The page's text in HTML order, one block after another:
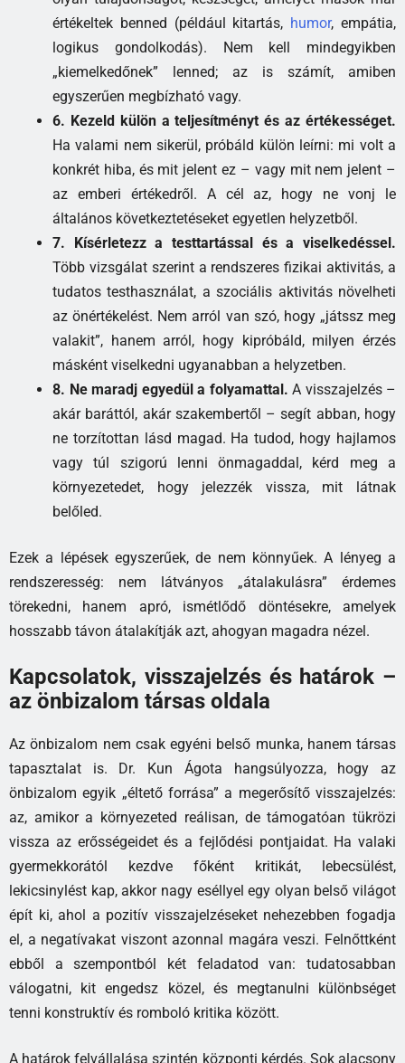
értékeltek benned (például kitartás, humor, empátia,
logikus gondolkodás). Nem kell mindegyikben
„kiemelkedőnek” lenned; az is számít, amiben
egyszerűen megbízható vagy.
6. Kezeld külön a teljesítményt és az értékességet.
Ha valami nem sikerül, próbáld külön leírni: mi volt a
konkrét hiba, és mit jelent ez – vagy mit nem jelent –
az emberi értékedről. A cél az, hogy ne vonj le
általános következtetéseket egyetlen helyzetből.
7. Kísérletezz a testtartással és a viselkedéssel.
Több vizsgálat szerint a rendszeres fizikai aktivitás, a
tudatos testhasználat, a szociális aktivitás növelheti
az önértékelést. Nem arról van szó, hogy „játssz meg
valakit”, hanem arról, hogy kipróbáld, milyen érzés
másként viselkedni ugyanabban a helyzetben.
8. Ne maradj egyedül a folyamattal. A visszajelzés –
akár baráttól, akár szakembertől – segít abban, hogy
ne torzítottan lásd magad. Ha tudod, hogy hajlamos
vagy túl szigorú lenni önmagaddal, kérd meg a
környezetedet, hogy jelezzék vissza, mit látnak
belőled.
Ezek a lépések egyszerűek, de nem könnyűek. A lényeg a
rendszeresség: nem látványos „átalakulásra” érdemes
törekedni, hanem apró, ismétlődő döntésekre, amelyek
hosszabb távon átalakítják azt, ahogyan magadra nézel.
Kapcsolatok, visszajelzés és határok –
az önbizalom társas oldala
Az önbizalom nem csak egyéni belső munka, hanem társas
tapasztalat is. Dr. Kun Ágota hangsúlyozza, hogy az
önbizalom egyik „éltető forrása” a megerősítő visszajelzés:
az, amikor a környezeted reálisan, de támogatóan tükrözi
vissza az erősségeidet és a fejlődési pontjaidat. Ha valaki
gyermekkorától kezdve főként kritikát, lebecsülést,
lekicsinylést kap, akkor nagy eséllyel egy olyan belső világot
épít ki, ahol a pozitív visszajelzéseket nehezebben fogadja
el, a negatívakat viszont azonnal magára veszi. Felnőttként
ebből a szempontból két feladatod van: tudatosabban
válogatni, kit engedsz közel, és megtanulni különbséget
tenni konstruktív és romboló kritika között.
A határok felvállalása szintén központi kérdés. Sok alacsony